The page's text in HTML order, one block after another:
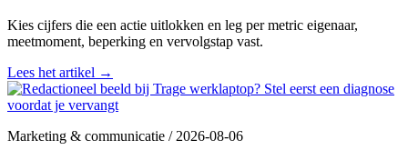
Kies cijfers die een actie uitlokken en leg per metric eigenaar,
meetmoment, beperking en vervolgstap vast.
Lees het artikel →
Marketing & communicatie /2026-08-06